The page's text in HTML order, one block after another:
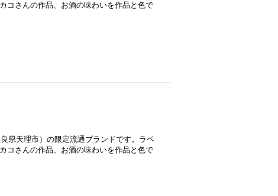
コさんの作品、お酒の味わいを作品と色で
県天理市）の限定流通ブランドです。ラベ
コさんの作品、お酒の味わいを作品と色で